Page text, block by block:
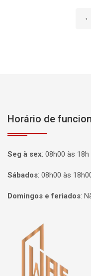
‹
Horário de
Seg à sex: 08h00 às 18h
Sábados: 08h00 às
Domingos e feriados:
Página inicial